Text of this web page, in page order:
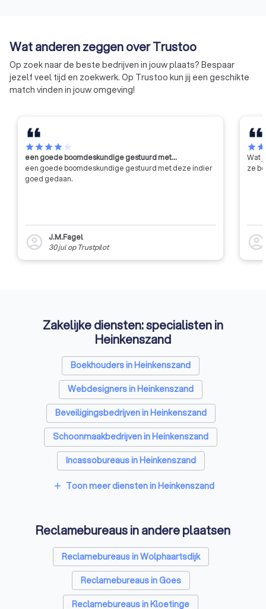
gedragscode van
betekent dat ze
eigen gang kunnen
moeten voldoen
Wat anderen zeggen over Trustoo
Op zoek naar de beste bedrijven in jouw plaats? Bespaar
jezelf veel tijd en zoekwerk. Op Trustoo kun jij een geschikte
match vinden in jouw omgeving!
starstarstarstarstar
een goede boomdeskundige gestuurd met…
een goede boomdeskundige gestuurd met deze indier
goed gedaan.
account_circle
J.M.Fagel
30 julop Trustpilot
starstar
Wat
ze
account_circle
Zakelijke diensten: specialisten in
Heinkenszand
Boekhouders in Heinkenszand
Webdesigners in Heinkenszand
Beveiligingsbedrijven in Heinkenszand
Schoonmaakbedrijven in Heinkenszand
Incassobureaus in Heinkenszand
Online marketing bureaus in Heinkenszand
Vertaalbureaus in Heinkenszand
SEO-specialisten in Heinkenszand
Grafisch ontwerpers in Heinkenszand
Accountants in Heinkenszand
add Toon meer diensten in Heinkenszand
Reclamebureaus in andere plaatsen
Reclamebureaus in Wolphaartsdijk
Reclamebureaus in Goes
Reclamebureaus in Kloetinge